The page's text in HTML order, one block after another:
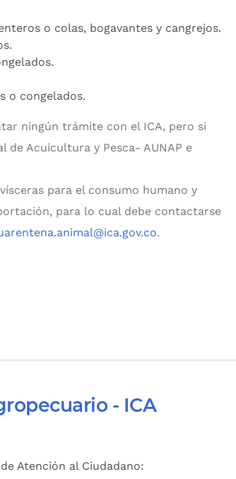
o colas, bogavantes y cangrejos.
o congelados.
ningún trámite con el ICA, pero si
Acuicultura y Pesca- AUNAP e
para el consumo humano y
para lo cual debe contactarse
.
- ICA
Atención al Ciudadano: